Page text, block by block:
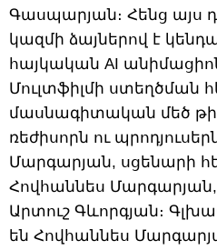
Գասպարյան։ Հենց այս
կազմի ձայներով է
հայկական AI անիմացիոն
Մուլտֆիլմի ստեղծման
մասնագիտական մեծ
ռեժիսորն ու
Մարգարյան, սցենարի
Հովհաննես
Արտուշ Գևորգյան։
են Հովհաննես